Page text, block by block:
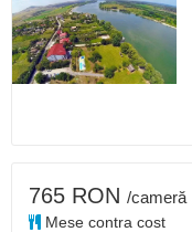
765 RON /cameră
Mese contra cost